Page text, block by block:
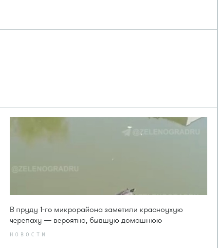
В пруду 1-го микрорайона заметили красноухую
черепаху — вероятно, бывшую домашнюю
НОВОСТИ